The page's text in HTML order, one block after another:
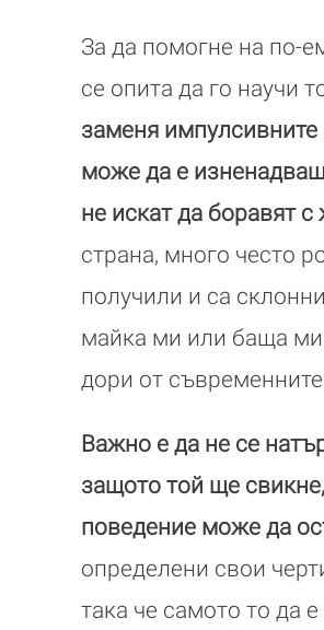
За да помогне на по-
се опита да го научи
заменя импулсивните
може да е
не искат да боравят с
страна, много често
получили и са
майка ми или баща
дори от
Важно е да не се
защото той ще
поведение може да
определени свои
така че самото то да